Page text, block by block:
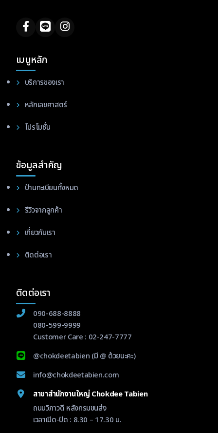
เมนูหลัก
บริการของเรา
หลักเลขศาสตร์
โปรโมชั่น
ข้อมูลสำคัญ
ป้านทะเบียนทั้งหมด
รีวิวจากลูกค้า
เกี่ยวกับเรา
ติดต่อเรา
ติดต่อเรา
090-688-8888
080-599-9999
Customer Care : 02-247-7777
@chokdeetabien (มี @ ด้วยนะคะ)
info@chokdeetabien.com
สาขาสำนักงานใหญ่ Chokdee Tabien
ถนนวิภาวดี หลังกรมขนส่ง
เวลาเปิด-ปิด : 8.30 – 17.30 น.